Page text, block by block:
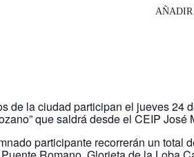
de la ciudad participan el jueves 24
que saldrá desde el CEIP José
participante recorrerán un total